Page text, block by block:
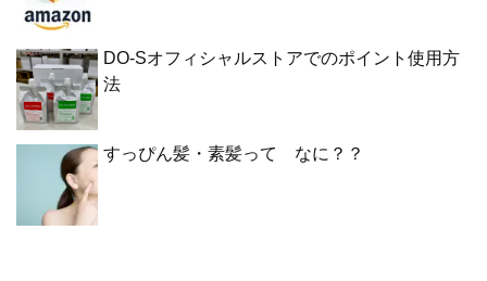
DO-Sオフィシャルストアでのポイント使用方
法
すっぴん髪・素髪って なに？？